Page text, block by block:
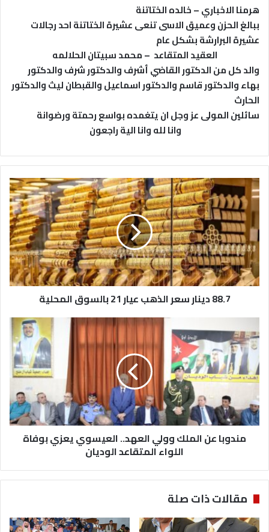
هرمنا الاخباري – خالده الختاتنة
ببالغ الحزن وعميق الاسى تنعى عشيرة الختاتنة احد رجالات
عشيرة البرارشة بشكل عام
العقيد المتقاعد – محمد سبيتان الحلالمه
والد كل من الدكتور القاضي أشرف والدكتور شرف والدكتور
بهاء والدكتور قاسم والدكتور اسماعيل والقبطان ليث والدكتور
الحارث
سائلين المولى عز وجل ان يتغمده بواسع رحمتة ورضوانة
وانا لله وانا الية راجعون
8
8
د
ي
ن
ا
ر
ا
ل
ذ
ه
ب
ع
ي
ا
ب
ل
و
88.7 دينار سعر الذهب عيار 21 بالسوق المحلية
ن
د
و
ب
ا
ع
ن
ا
ك
و
ي
مندوبا عن الملك وولي العهد.. العيسوي يعزي بوفاة
اللواء المتقاعد الوديان
مقالات ذات صلة